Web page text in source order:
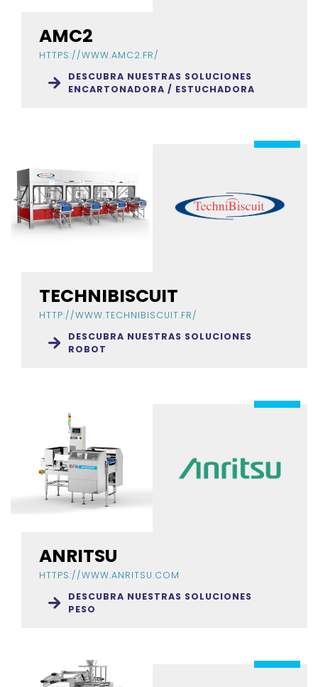
AMC2
HTTPS://WWW.AMC2.FR/
DESCUBRA NUESTRAS SOLUCIONES
ENCARTONADORA / ESTUCHADORA
TECHNIBISCUIT
HTTP://WWW.TECHNIBISCUIT.FR/
DESCUBRA NUESTRAS SOLUCIONES
ROBOT
ANRITSU
HTTPS://WWW.ANRITSU.COM
DESCUBRA NUESTRAS SOLUCIONES
PESO